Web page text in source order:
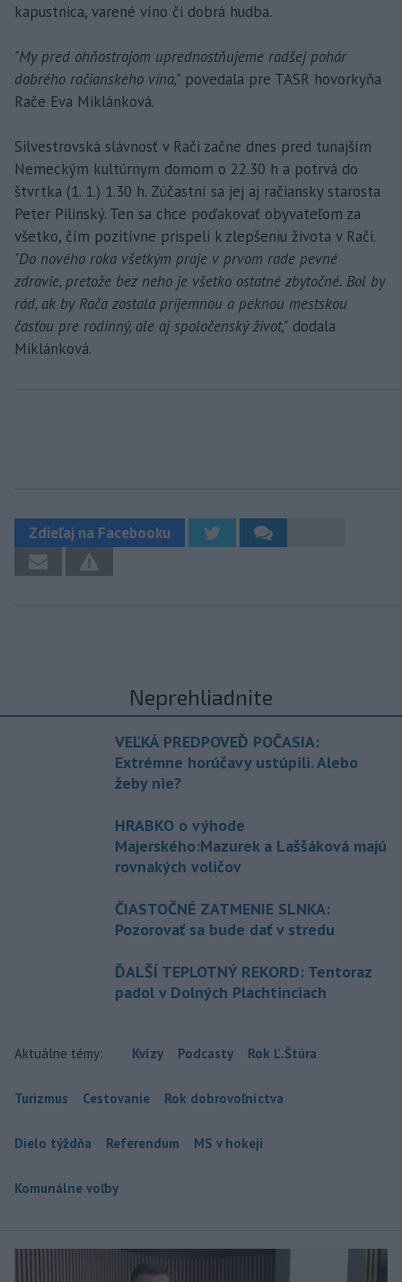
kapustnica, varené víno či dobrá hudba.
"My pred ohňostrojom uprednostňujeme radšej pohár
dobrého račianskeho vína," povedala pre TASR hovorkyňa
Rače Eva Miklánková.
Silvestrovská slávnosť v Rači začne dnes pred tunajším
Nemeckým kultúrnym domom o 22.30 h a potrvá do
štvrtka (1. 1.) 1.30 h. Zúčastní sa jej aj račiansky starosta
Peter Pilinský. Ten sa chce poďakovať obyvateľom za
všetko, čím pozitívne prispeli k zlepšeniu života v Rači.
"Do nového roka všetkým praje v prvom rade pevné
zdravie, pretože bez neho je všetko ostatné zbytočné. Bol by
rád, ak by Rača zostala príjemnou a peknou mestskou
časťou pre rodinný, ale aj spoločenský život," dodala
Miklánková.
Zdieľaj na Facebooku
Neprehliadnite
VEĽKÁ PREDPOVEĎ POČASIA:
Extrémne horúčavy ustúpili. Alebo
žeby nie?
HRABKO o výhode
Majerského:Mazurek a Laššáková majú
rovnakých voličov
ČIASTOČNÉ ZATMENIE SLNKA:
Pozorovať sa bude dať v stredu
ĎALŠÍ TEPLOTNÝ REKORD: Tentoraz
padol v Dolných Plachtinciach
Aktuálne témy: Kvízy Podcasty Rok Ľ.Štúra
Turizmus Cestovanie Rok dobrovoľníctva
Dielo týždňa Referendum MS v hokeji
Komunálne voľby